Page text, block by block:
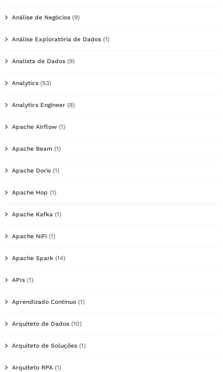
Análise de Negócios (9)
Análise Exploratória de Dados (1)
Analista de Dados (9)
Analytics (53)
Analytics Engineer (8)
Apache Airflow (1)
Apache Beam (1)
Apache Doris (1)
Apache Hop (1)
Apache Kafka (1)
Apache NiFi (1)
Apache Spark (14)
APIs (1)
Aprendizado Contínuo (1)
Arquiteto de Dados (10)
Arquiteto de Soluções (1)
Arquiteto RPA (1)